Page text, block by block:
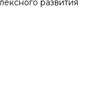
развития